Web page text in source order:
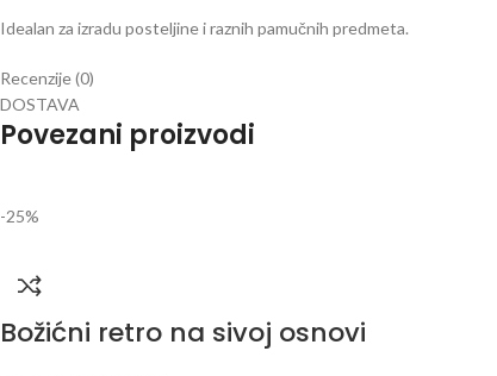
Idealan za izradu posteljine i raznih pamučnih predmeta.
Recenzije (0)
DOSTAVA
Povezani proizvodi
-25%
Božićni retro na sivoj osnovi